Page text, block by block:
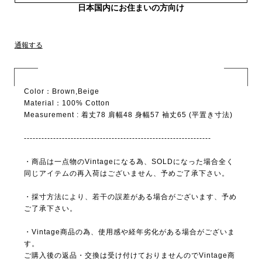
日本国内にお住まいの方向け
通報する
Color：Brown,Beige
Material：100% Cotton
Measurement : 着丈78 肩幅48 身幅57 袖丈65 (平置き寸法)
----------------------------------------------------------------
・商品は一点物のVintageになる為、SOLDになった場合全く
同じアイテムの再入荷はございません、予めご了承下さい。
・採寸方法により、若干の誤差がある場合がございます、予め
ご了承下さい。
・Vintage商品の為、使用感や経年劣化がある場合がございま
す。
ご購入後の返品・交換は受け付けておりませんのでVintage商